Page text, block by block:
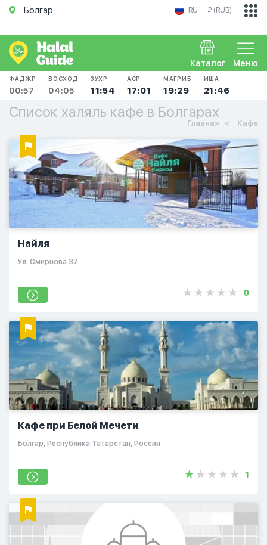
Болгар RU ₽ (RUB)
Меню
Каталог
ФАДЖР
00:57
ВОСХОД
04:05
ЗУХР
11:54
АСР
17:01
МАГРИБ
19:29
ИША
21:46
Список халяль кафе в Болгарах
Главная Кафе
Найля
Ул. Смирнова 37
0
Кафе при Белой Мечети
Болгар, Республика Татарстан, Россия
1